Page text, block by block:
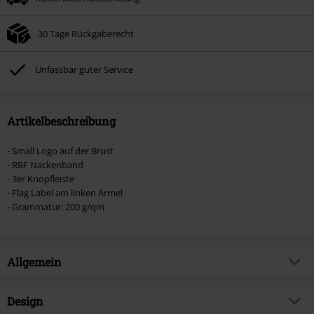
30 Tage Rückgaberecht
Unfassbar guter Service
Artikelbeschreibung
- Small Logo auf der Brust
- RBF Nackenband
- 3er Knopfleiste
- Flag Label am linken Ärmel
- Grammatur: 200 g/qm
Allgemein
Artikelnummer:
Design